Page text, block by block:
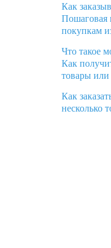
Как
Пошаговая
покупкам
Что такое
Как
товары или
Как
несколько